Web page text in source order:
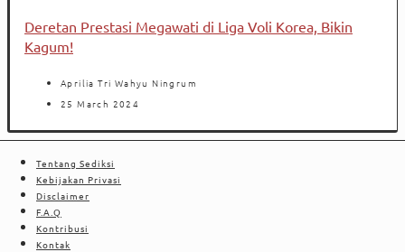
Deretan Prestasi Megawati di Liga Voli Korea, Bikin
Kagum!
Aprilia Tri Wahyu Ningrum
25 March 2024
Tentang Sediksi
Kebijakan Privasi
Disclaimer
F.A.Q
Kontribusi
Kontak